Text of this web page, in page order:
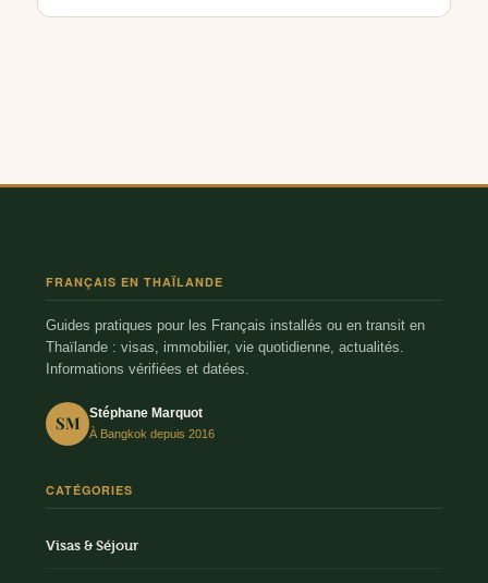
FRANÇAIS EN THAÏLANDE
Guides pratiques pour les Français installés ou en transit en
Thaïlande : visas, immobilier, vie quotidienne, actualités.
Informations vérifiées et datées.
SM Stéphane Marquot
À Bangkok depuis 2016
CATÉGORIES
Visas & Séjour